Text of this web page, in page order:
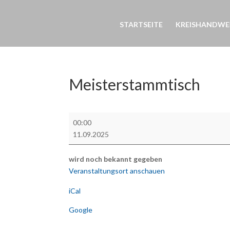
STARTSEITE
Meisterstammtisch
00:00
11.09.2025
wird noch bekannt gegeben
Veranstaltungsort anschauen
iCal
Google